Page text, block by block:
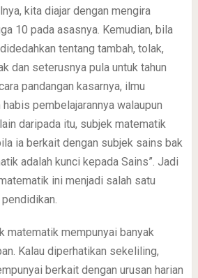
kita diajar dengan mengira
10 pada asasnya. Kemudian, bila
tentang tambah, tolak,
dan seterusnya pula untuk tahun
pandangan kasarnya, ilmu
pembelajarannya walaupun
daripada itu, subjek matematik
ia berkait dengan subjek sains bak
adalah kunci kepada Sains”. Jadi
ini menjadi salah satu
matematik mempunyai banyak
Kalau diperhatikan sekeliling,
berkait dengan urusan harian